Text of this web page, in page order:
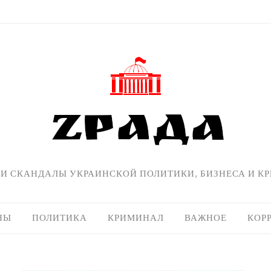
СКАНДАЛЫ УКРАИНСКОЙ ПОЛИТИКИ, БИЗНЕСА И
ПОЛИТИКА КРИМИНАЛ ВАЖНОЕ